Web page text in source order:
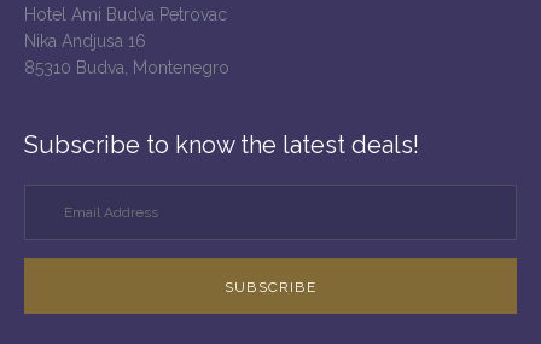
Hotel Ami Budva Petrovac
Nika Andjusa 16
85310 Budva, Montenegro
Subscribe to know the latest deals!
SUBSCRIBE